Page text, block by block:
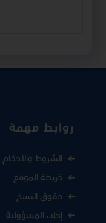
روابط مهمة
الشروط والأحكام
خريطة الموقع
حقوق النسخ
إخلاء المسؤولية